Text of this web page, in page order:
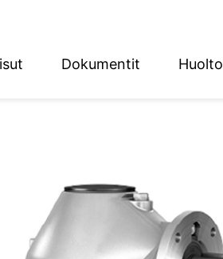
Dokumentit Huolto